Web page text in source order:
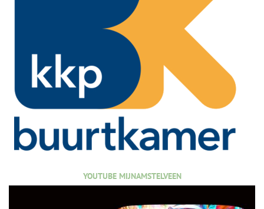
YOUTUBE MIJNAMSTELVEEN